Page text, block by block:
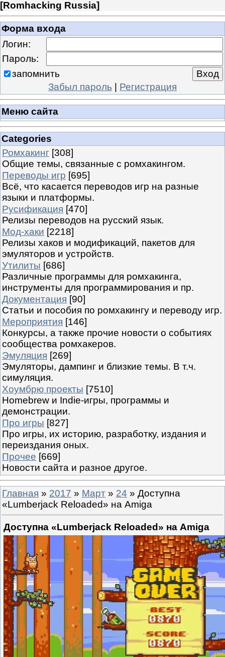
[Romhacking Russia]
Форма входа
Логин:
Пароль:
запомнить
Забыл пароль | Регистрация
Меню сайта
Categories
Ромхакинг [308]
Общие темы, связанные с ромхакингом.
Переводы игр [695]
Всё, что касается переводов игр на разные
языки и платформы.
Русификация [470]
Релизы переводов на русский язык.
Мод-хаки [2218]
Релизы хаков и модификаций, пакетов для
эмуляторов и устройств.
Утилиты [686]
Различные программы для ромхакинга,
инструменты для программирования и пр.
Документация [90]
Статьи и пособия по ромхакингу и переводу игр.
Мероприятия [146]
Конкурсы, а также прочие новости о событиях
сообщества ромхакеров.
Эмуляция [269]
Эмуляторы, дампинг и близкие темы. В т.ч.
симуляция.
Хоумбрю проекты [7510]
Homebrew и Indie-игры, программы и
демонстрации.
Про игры [827]
Про игры, их историю, разработку, издания и
переиздания оных.
Прочее [669]
Новости сайта и разное другое.
Главная » 2017 » Март » 24 » Доступна
«Lumberjack Reloaded» на Amiga
Доступна «Lumberjack Reloaded» на Amiga